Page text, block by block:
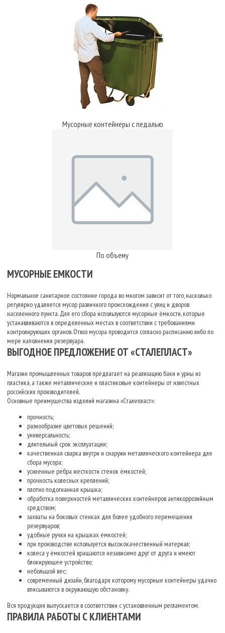
Мусорные контейнеры с педалью
По объему
МУСОРНЫЕ ЕМКОСТИ
Нормальное санитарное состояние города во многом зависит от того, насколько
регулярно удаляется мусор различного происхождения с улиц и дворов
населенного пункта. Для его сбора используются мусорные ёмкости, которые
устанавливаются в определенных местах в соответствии с требованиями
контролирующих органов. Отвоз мусора проводится согласно расписанию либо по
мере наполнения резервуара.
ВЫГОДНОЕ ПРЕДЛОЖЕНИЕ ОТ «СТАЛЕПЛАСТ»
Магазин промышленных товаров предлагает на реализацию баки и урны из
пластика, а также металлические и пластиковые контейнеры от известных
российских производителей.
Основные преимущества изделий магазина «Сталепласт»:
прочность;
разнообразие цветовых решений;
универсальность;
длительный срок эксплуатации;
качественная сварка внутри и снаружи металлического контейнера для
сбора мусора;
усиленные ребра жесткости стенок ёмкостей;
прочность колесных креплений;
плотно подогнанная крышка;
обработка поверхностей металлических контейнеров антикоррозийным
средством;
захваты на боковых стенках для более удобного перемещения
резервуаров;
удобные ручки на крышках емкостей;
при производстве используется высококачественный материал;
колеса у ёмкостей вращаются независимо друг от друга и имеют
блокирующее устройство;
небольшой вес;
современный дизайн, благодаря которому мусорные контейнеры удачно
вписываются в окружающую обстановку.
Вся продукция выпускается в соответствии с установленным регламентом.
ПРАВИЛА РАБОТЫ С КЛИЕНТАМИ